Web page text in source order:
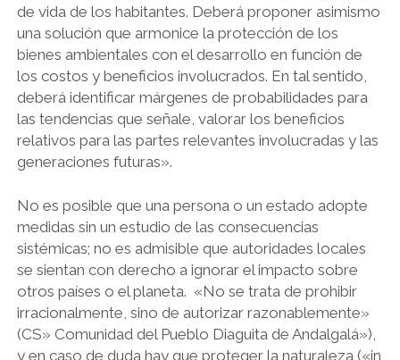
de vida de los habitantes. Deberá proponer asimismo
una solución que armonice la protección de los
bienes ambientales con el desarrollo en función de
los costos y beneficios involucrados. En tal sentido,
deberá identificar márgenes de probabilidades para
las tendencias que señale, valorar los beneficios
relativos para las partes relevantes involucradas y las
generaciones futuras».
No es posible que una persona o un estado adopte
medidas sin un estudio de las consecuencias
sistémicas; no es admisible que autoridades locales
se sientan con derecho a ignorar el impacto sobre
otros países o el planeta. «No se trata de prohibir
irracionalmente, sino de autorizar razonablemente»
(CS» Comunidad del Pueblo Diaguita de Andalgalá»),
y en caso de duda hay que proteger la naturaleza («in